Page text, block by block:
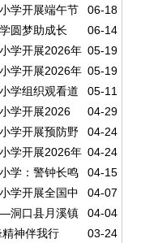
设备升级改造
06-18
学开展端午节
06-14
圆梦助成长
受助学生家庭 05-19
学开展2026年
动
05-19
学开展2026年
活动
05-11
学组织观看道
生命去尝试
04-29
学开展2026
安全教育活动
04-24
学开展预防野
题班会
04-24
学开展2026年
班会活动
04-15
学：警钟长鸣
长
04-07
学开展全国中
班会
04-04
洞口县月溪镇
烈活动
03-24
神伴我行